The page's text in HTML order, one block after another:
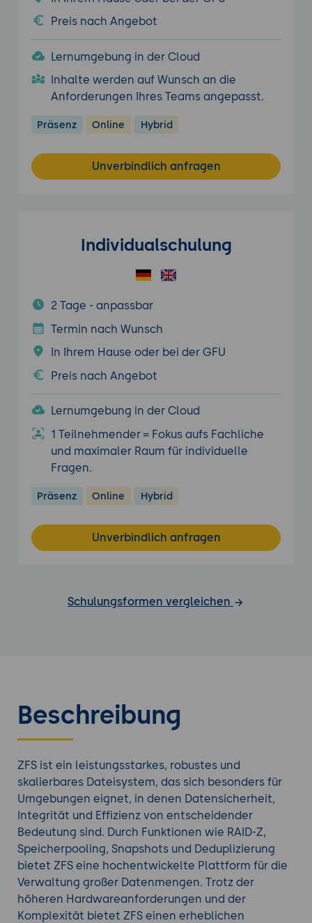
Preis nach Angebot
Lernumgebung in der Cloud
Inhalte werden auf Wunsch an die
Anforderungen Ihres Teams angepasst.
Präsenz Online Hybrid
Unverbindlich anfragen
Individualschulung
2 Tage - anpassbar
Termin nach Wunsch
In Ihrem Hause oder bei der GFU
Preis nach Angebot
Lernumgebung in der Cloud
1 Teilnehmender = Fokus aufs Fachliche
und maximaler Raum für individuelle
Fragen.
Präsenz Online Hybrid
Unverbindlich anfragen
Schulungsformen vergleichen
Beschreibung
ZFS ist ein leistungsstarkes, robustes und
skalierbares Dateisystem, das sich besonders für
Umgebungen eignet, in denen Datensicherheit,
Integrität und Effizienz von entscheidender
Bedeutung sind. Durch Funktionen wie RAID-Z,
Speicherpooling, Snapshots und Deduplizierung
bietet ZFS eine hochentwickelte Plattform für die
Verwaltung großer Datenmengen. Trotz der
höheren Hardwareanforderungen und der
Komplexität bietet ZFS einen erheblichen